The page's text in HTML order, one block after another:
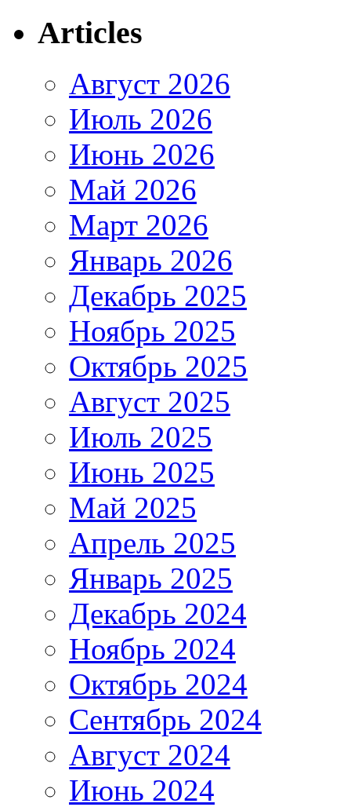
Articles
Август 2026
Июль 2026
Июнь 2026
Май 2026
Март 2026
Январь 2026
Декабрь 2025
Ноябрь 2025
Октябрь 2025
Август 2025
Июль 2025
Июнь 2025
Май 2025
Апрель 2025
Январь 2025
Декабрь 2024
Ноябрь 2024
Октябрь 2024
Сентябрь 2024
Август 2024
Июнь 2024